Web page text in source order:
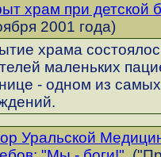
храм при детской
2001 года)
храма
маленьких
- одном из
Уральской